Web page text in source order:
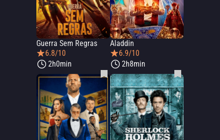
Guerra Sem Regras
6.8/10
2h0min
Aladdin
6.9/10
2h8min